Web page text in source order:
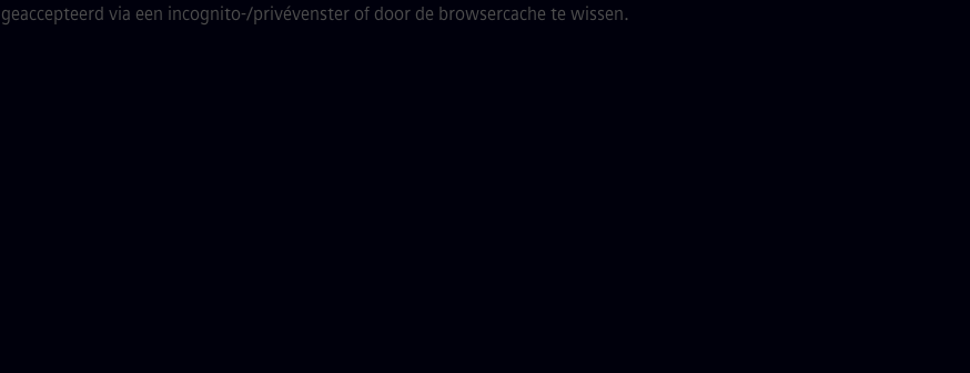
geaccepteerd via een incognito-/privévenster of door de browsercache te wissen.